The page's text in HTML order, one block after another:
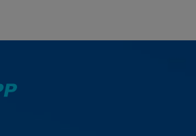
keiner manuellen